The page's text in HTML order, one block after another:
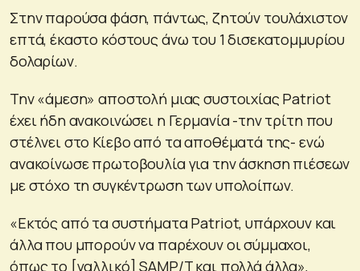
Στην παρούσα φάση, πάντως, ζητούν τουλάχιστον
επτά, έκαστο κόστους άνω του 1 δισεκατομμυρίου
δολαρίων.
Την «άμεση» αποστολή μιας συστοιχίας Patriot
έχει ήδη ανακοινώσει η Γερμανία -την τρίτη που
στέλνει στο Κίεβο από τα αποθέματά της- ενώ
ανακοίνωσε πρωτοβουλία για την άσκηση πιέσεων
με στόχο τη συγκέντρωση των υπολοίπων.
«Εκτός από τα συστήματα Patriot, υπάρχουν και
άλλα που μπορούν να παρέχουν οι σύμμαχοι,
όπως το [γαλλικό] SAMP/T και πολλά άλλα»,